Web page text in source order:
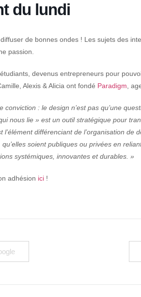
du lundi
de bonnes ondes ! Les sujets des
passion.
devenus entrepreneurs pour
Alexis & Alicia ont fondé Paradigm ,
: le design n’est pas qu’une
nous lie » est un outilstratégique pour
différenciant de l’organisation de
soient publiques ou privées en
systémiques, innovantes etdurables. »
adhésion ici !